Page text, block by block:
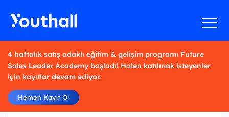
4 haftalık satış odaklı eğitim & gelişim programı Future
Sales Leader Academy başladı! Halen katılmak isteyenler
için kayıtlar devam ediyor.
Hemen Kayıt Ol